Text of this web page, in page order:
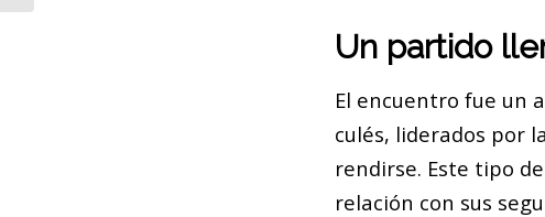
Un partido
El encuentro fue un
culés, liderados por
rendirse. Este tipo
relación con sus